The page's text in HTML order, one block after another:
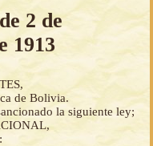
2 de
1913
de Bolivia.
la siguiente ley;